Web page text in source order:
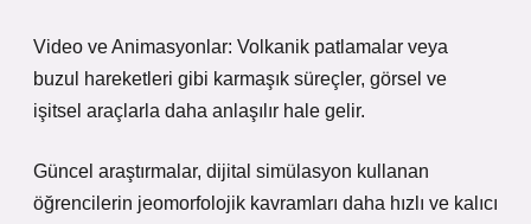
Video ve Animasyonlar: Volkanik patlamalar veya
buzul hareketleri gibi karmaşık süreçler, görsel ve
işitsel araçlarla daha anlaşılır hale gelir.
Güncel araştırmalar, dijital simülasyon kullanan
öğrencilerin jeomorfolojik kavramları daha hızlı ve kalıcı